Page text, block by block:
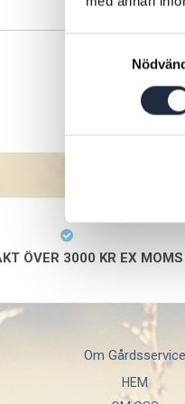
Köp
ÖVER 3000 KR EX MOMS
Om Gårdsservice
HEM